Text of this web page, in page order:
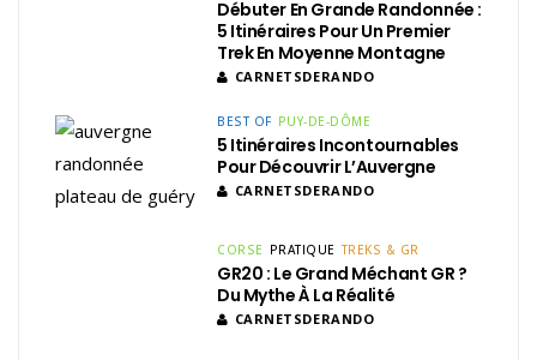
Débuter En Grande Randonnée :
5 Itinéraires Pour Un Premier
Trek En Moyenne Montagne
CARNETSDERANDO
BEST OF PUY-DE-DÔME
5 Itinéraires Incontournables
Pour Découvrir L’Auvergne
CARNETSDERANDO
CORSE PRATIQUE TREKS & GR
GR20 : Le Grand Méchant GR ?
Du Mythe À La Réalité
CARNETSDERANDO